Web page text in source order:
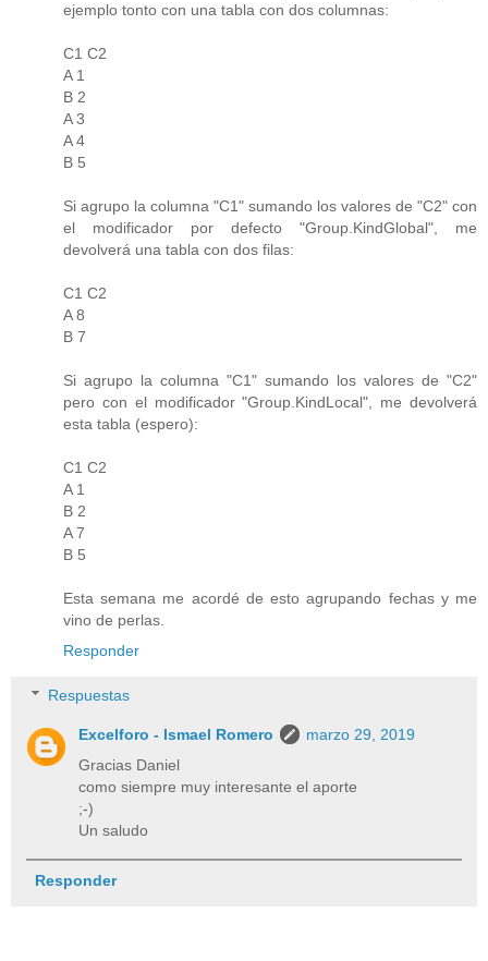
ejemplo tonto con una tabla con dos columnas:
C1 C2
A 1
B 2
A 3
A 4
B 5
Si agrupo la columna "C1" sumando los valores de "C2" con
el modificador por defecto "Group.KindGlobal", me
devolverá una tabla con dos filas:
C1 C2
A 8
B 7
Si agrupo la columna "C1" sumando los valores de "C2"
pero con el modificador "Group.KindLocal", me devolverá
esta tabla (espero):
C1 C2
A 1
B 2
A 7
B 5
Esta semana me acordé de esto agrupando fechas y me
vino de perlas.
Responder
Respuestas
Excelforo - Ismael Romero
marzo 29, 2019
Gracias Daniel
como siempre muy interesante el aporte
;-)
Un saludo
Responder